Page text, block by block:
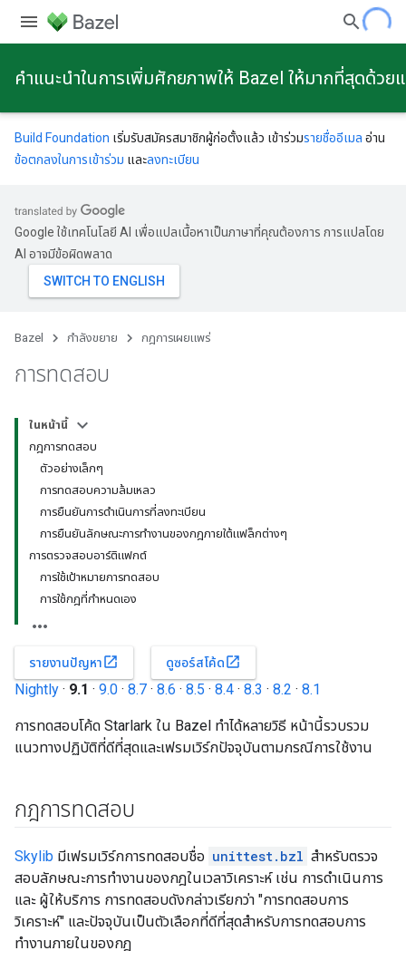
คําแนะนําในการเพิ่มศักยภาพให้ Bazel ให้มากที่สุดด้ว
Build Foundation เริ่มรับสมัครสมาชิกผู้ก่อตั้งแล้ว เข้าร่วมรายชื่ออีเมล อ่าน
ข้อตกลงในการเข้าร่วม และลงทะเบียน
Google ใช้เทคโนโลยี AI เพื่อแปลเนื้อหาเป็นภาษาที่คุณต้องการ การแปลโดย
AI อาจมีข้อผิดพลาด
Bazel กําลังขยาย กฎการเผยแพร่
การทดสอบ
ในหน้านี้
กฎการทดสอบ
ตัวอย่างเล็กๆ
การทดสอบความล้มเหลว
การยืนยันการดำเนินการที่ลงทะเบียน
การยืนยันลักษณะการทำงานของกฎภายใต้แฟล็กต่างๆ
การตรวจสอบอาร์ติแฟกต์
การใช้เป้าหมายการทดสอบ
การใช้กฎที่กำหนดเอง
รายงานปัญหาopen_in_new ดูซอร์สโค้ดopen_in_new
Nightly · 9.1 · 9.0 · 8.7 · 8.6 · 8.5 · 8.4 · 8.3 · 8.2 · 8.1
การทดสอบโค้ด Starlark ใน Bazel ทำได้หลายวิธี หน้านี้รวบรวม
แนวทางปฏิบัติที่ดีที่สุดและเฟรมเวิร์กปัจจุบันตามกรณีการใช้งาน
กฎการทดสอบ
Skylib มีเฟรมเวิร์กการทดสอบชื่อ unittest.bzl สำหรับตรวจ
สอบลักษณะการทำงานของกฎในเวลาวิเคราะห์ เช่น การดำเนินการ
และ ผู้ให้บริการ การทดสอบดังกล่าวเรียกว่า "การทดสอบการ
วิเคราะห์" และปัจจุบันเป็นตัวเลือกที่ดีที่สุดสำหรับการทดสอบการ
ทำงานภายในของกฎ